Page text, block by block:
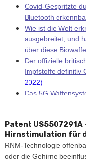
Covid-Gespritzte
Bluetooth
Wie ist die Welt
ausgebreitet, und
über diese
Der offizielle
Impfstoffe definitiv
2022)
Das 5G
Patent
Hirnstimulation für
RNM-Technologie
oder die Gehirne